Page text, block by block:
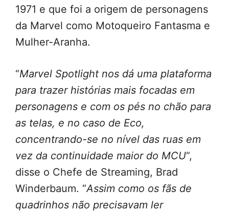
1971 e que foi a origem de personagens
da Marvel como Motoqueiro Fantasma e
Mulher-Aranha.
“Marvel Spotlight nos dá uma plataforma
para trazer histórias mais focadas em
personagens e com os pés no chão para
as telas, e no caso de Eco,
concentrando-se no nível das ruas em
vez da continuidade maior do MCU“,
disse o Chefe de Streaming, Brad
Winderbaum. “Assim como os fãs de
quadrinhos não precisavam ler